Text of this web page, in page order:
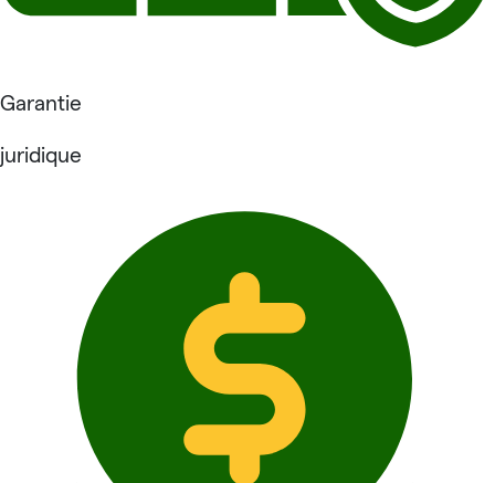
Garantie
juridique